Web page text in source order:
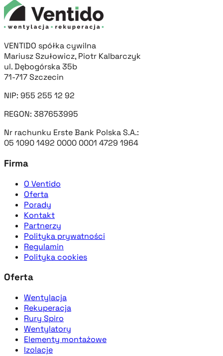
VENTIDO spółka cywilna
Mariusz Szułowicz, Piotr Kalbarczyk
ul. Dębogórska 35b
71-717 Szczecin
NIP: 955 255 12 92
REGON: 387653995
Nr rachunku Erste Bank Polska S.A.:
05 1090 1492 0000 0001 4729 1964
Firma
O Ventido
Oferta
Porady
Kontakt
Partnerzy
Polityka prywatności
Regulamin
Polityka cookies
Oferta
Wentylacja
Rekuperacja
Rury Spiro
Wentylatory
Elementy montażowe
Izolacje